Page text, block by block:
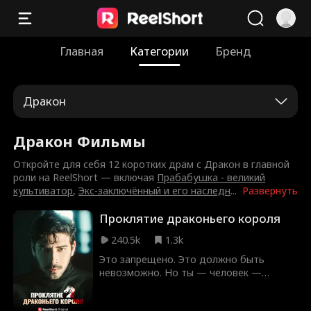
Главная Категории Бренд
Дракон
Дракон Фильмы
Развернуть
Откройте для себя 12 коротких драм с Дракон в главной
роли на ReelShort — включая Прабабушка - великий
культиватор,Экс-заключённый и его наследн...
Проклятие драконьего короля
240.5k
1.3k
Это запрещено. Это должно быть
невозможно. Но ты — человек —